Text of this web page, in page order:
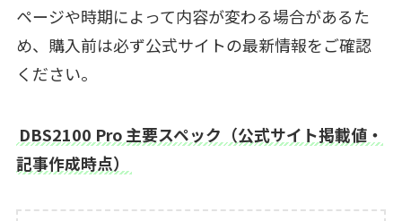
ページや時期によって内容が変わる場合があるた
め、購入前は必ず公式サイトの最新情報をご確認
ください。
DBS2100 Pro 主要スペック（公式サイト掲載値・
記事作成時点）